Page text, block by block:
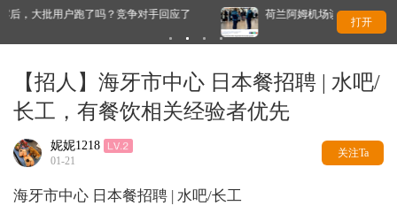
回应了 荷兰阿姆机场谈崩了，安检人员大规模停工越来越近…
打开
【招人】海牙市中心 日本餐招聘 | 水吧/
长工，有餐饮相关经验者优先
妮妮1218
01-21
关注Ta
海牙市中心 日本餐招聘 | 水吧/长工